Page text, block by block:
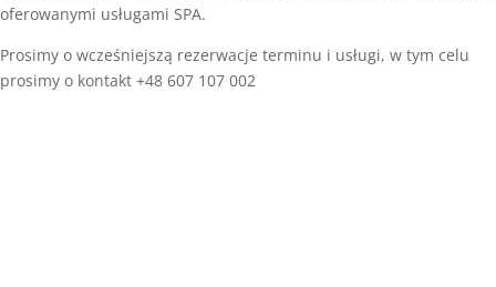
oferowanymi usługami SPA.
Prosimy o wcześniejszą rezerwacje terminu i usługi, w tym celu
prosimy o kontakt +48 607 107 002